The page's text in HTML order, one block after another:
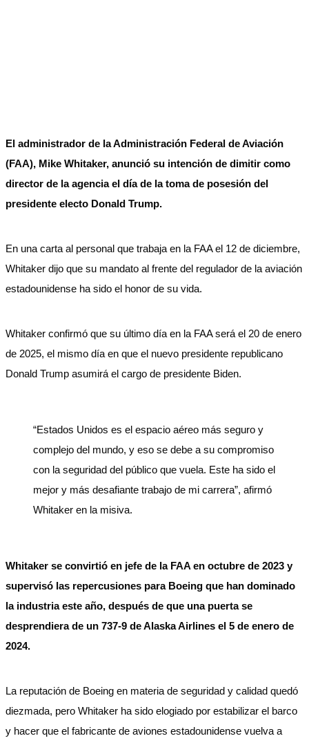
El administrador de la Administración Federal de Aviación
(FAA), Mike Whitaker, anunció su intención de dimitir como
director de la agencia el día de la toma de posesión del
presidente electo Donald Trump.
En una carta al personal que trabaja en la FAA el 12 de diciembre,
Whitaker dijo que su mandato al frente del regulador de la aviación
estadounidense ha sido el honor de su vida.
Whitaker confirmó que su último día en la FAA será el 20 de enero
de 2025, el mismo día en que el nuevo presidente republicano
Donald Trump asumirá el cargo de presidente Biden.
“Estados Unidos es el espacio aéreo más seguro y
complejo del mundo, y eso se debe a su compromiso
con la seguridad del público que vuela. Este ha sido el
mejor y más desafiante trabajo de mi carrera”, afirmó
Whitaker en la misiva.
Whitaker se convirtió en jefe de la FAA en octubre de 2023 y
supervisó las repercusiones para Boeing que han dominado
la industria este año, después de que una puerta se
desprendiera de un 737-9 de Alaska Airlines el 5 de enero de
2024.
La reputación de Boeing en materia de seguridad y calidad quedó
diezmada, pero Whitaker ha sido elogiado por estabilizar el barco
y hacer que el fabricante de aviones estadounidense vuelva a